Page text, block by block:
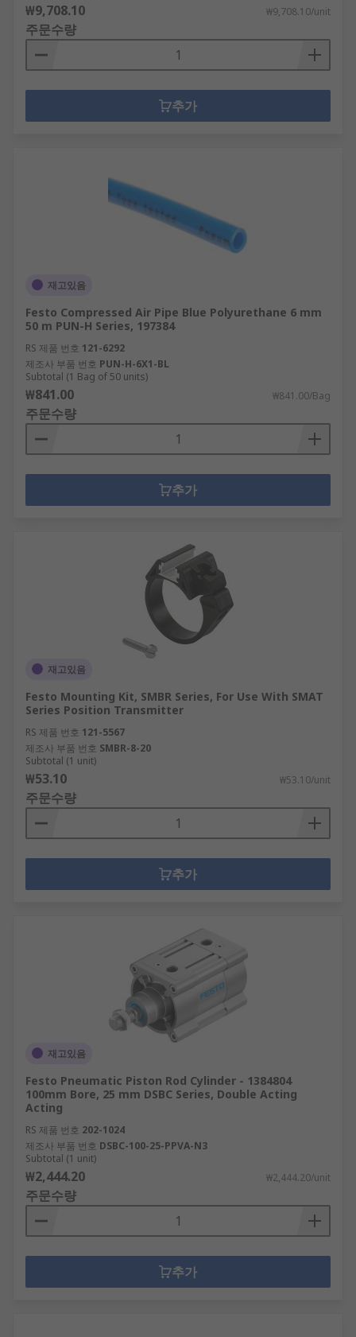
₩9,708.10 ₩9,708.10/unit
주문수량
추가
재고있음
Festo Compressed Air Pipe Blue Polyurethane 6 mm
50 m PUN-H Series, 197384
RS 제품 번호 121-6292
제조사 부품 번호 PUN-H-6X1-BL
Subtotal (1 Bag of 50 units)
₩841.00 ₩841.00/Bag
주문수량
추가
재고있음
Festo Mounting Kit, SMBR Series, For Use With SMAT
Series Position Transmitter
RS 제품 번호 121-5567
제조사 부품 번호 SMBR-8-20
Subtotal (1 unit)
₩53.10 ₩53.10/unit
주문수량
추가
재고있음
Festo Pneumatic Piston Rod Cylinder - 1384804
100mm Bore, 25 mm DSBC Series, Double Acting
Acting
RS 제품 번호 202-1024
제조사 부품 번호 DSBC-100-25-PPVA-N3
Subtotal (1 unit)
₩2,444.20 ₩2,444.20/unit
주문수량
추가